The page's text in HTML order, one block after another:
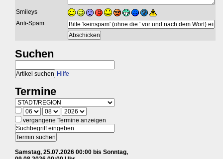
Smileys
Anti-Spam
Suchen
Hilfe
Termine
vergangene Termine anzeigen
Samstag, 25.07.2026 00:00 bis Sonntag,